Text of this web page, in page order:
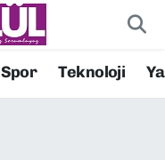
Spor Teknoloji